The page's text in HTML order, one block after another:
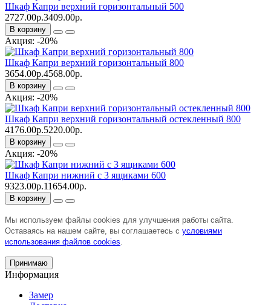
Шкаф Капри верхний горизонтальный 500
2727.00р.3409.00р.
В корзину
Акция: -20%
Шкаф Капри верхний горизонтальный 800
3654.00р.4568.00р.
В корзину
Акция: -20%
Шкаф Капри верхний горизонтальный остекленный 800
4176.00р.5220.00р.
В корзину
Акция: -20%
Шкаф Капри нижний с 3 ящиками 600
9323.00р.11654.00р.
В корзину
Мы используем файлы cookies для улучшения работы сайта.
Оставаясь на нашем сайте, вы соглашаетесь с условиями
использования файлов cookies
Принимаю
Информация
Замер